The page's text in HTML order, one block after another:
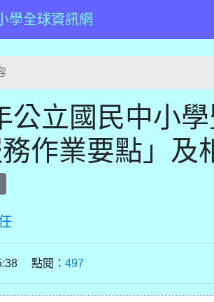
學全球資訊網
公立國民中小
作業要點」及
點閱： 497